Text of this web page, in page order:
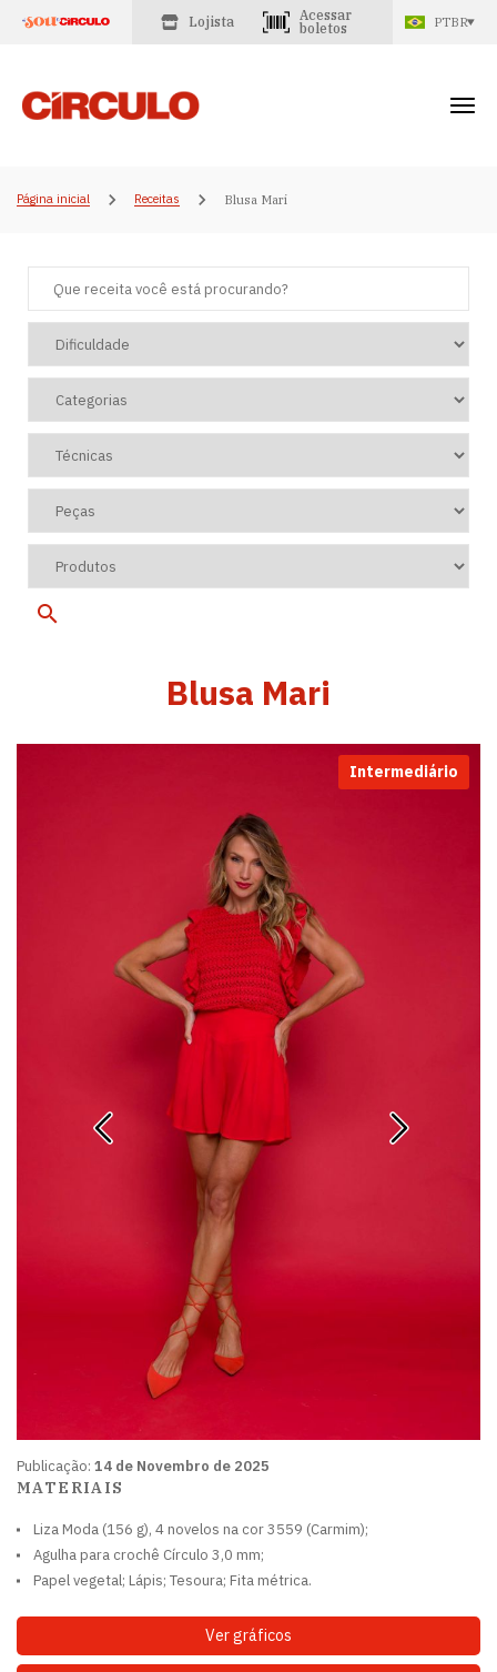
Lojista
Acessar
boletos
PTBR
Página inicial Receitas Blusa Mari
Blusa Mari
Publicação: 14 de Novembro de 2025
Intermediário
MATERIAIS
Liza Moda (156 g), 4 novelos na cor 3559 (Carmim);
Agulha para crochê Círculo 3,0 mm;
Papel vegetal; Lápis; Tesoura; Fita métrica.
Ver gráficos